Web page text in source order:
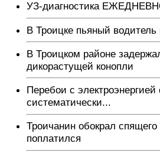
УЗ-диагностика
В Троицке пьяный водитель
В Троицком районе
дикорастущей конопли
Перебои с
систематически...
Троичанин обокрал
поплатился